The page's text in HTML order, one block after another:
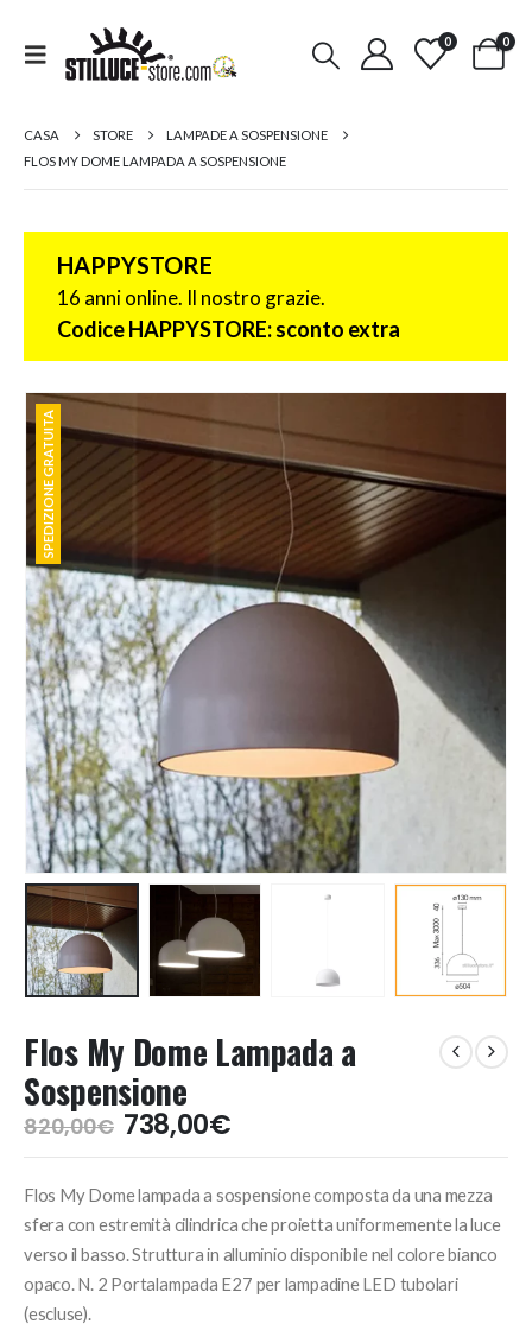
0 0
CASA STORE
LAMPADE A SOSPENSIONE
FLOS MY DOME LAMPADA A SOSPENSIONE
HAPPYSTORE
16 anni online. Il nostro grazie.
Codice HAPPYSTORE: sconto extra
SPEDIZIONE GRATUITA
SPEDIZIONE GRATUITA
Flos My Dome Lampada a
Sospensione
820,00€ Il
prezzo
era:
820,00€.
738,00€Il
prezzo
è:
738,00€.
Flos My Dome lampada a sospensione composta da una mezza
sfera con estremità cilindrica che proietta uniformemente la luce
verso il basso. Struttura in alluminio disponibile nel colore bianco
opaco. N. 2 Portalampada E27 per lampadine LED tubolari
(escluse).